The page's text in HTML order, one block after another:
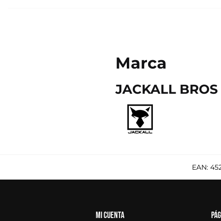
Marca
JACKALL BROS
EAN:
Mi cuenta